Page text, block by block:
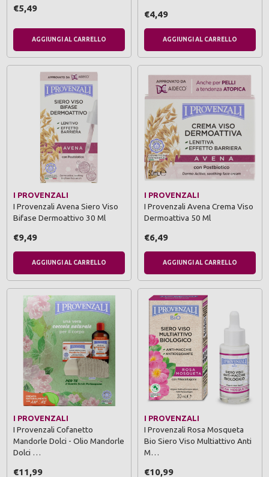
€5,49
AGGIUNGI AL CARRELLO
€4,49
AGGIUNGI AL CARRELLO
I PROVENZALI
I Provenzali Avena Siero Viso
Bifase Dermoattivo 30 Ml
€9,49
AGGIUNGI AL CARRELLO
I PROVENZALI
I Provenzali Avena Crema Viso
Dermoattiva 50 Ml
€6,49
AGGIUNGI AL CARRELLO
I PROVENZALI
I Provenzali Cofanetto
Mandorle Dolci - Olio Mandorle
Dolci …
€11,99
I PROVENZALI
I Provenzali Rosa Mosqueta
Bio Siero Viso Multiattivo Anti
M…
€10,99